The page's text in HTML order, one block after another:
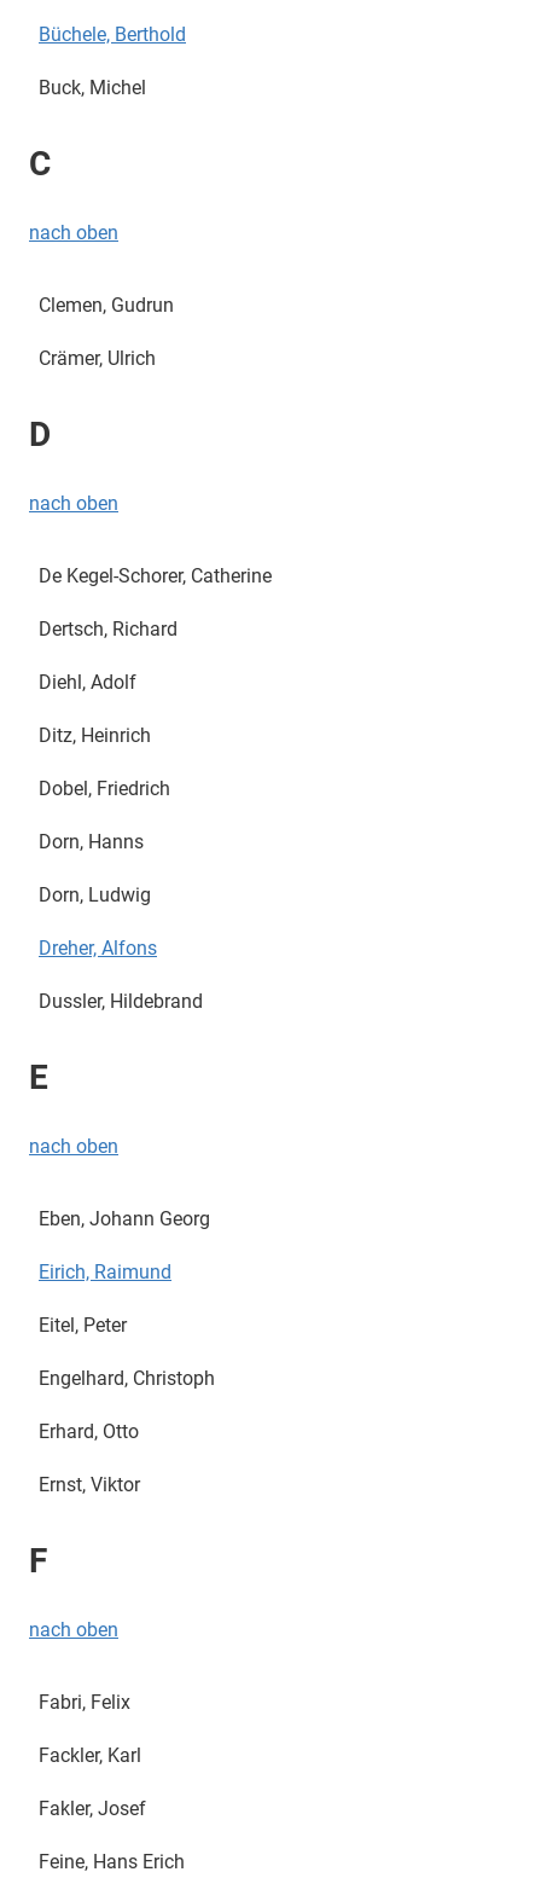
Büchele, Berthold
Buck, Michel
C
nach oben
Clemen, Gudrun
Crämer, Ulrich
D
nach oben
De Kegel-Schorer, Catherine
Dertsch, Richard
Diehl, Adolf
Ditz, Heinrich
Dobel, Friedrich
Dorn, Hanns
Dorn, Ludwig
Dreher, Alfons
Dussler, Hildebrand
E
nach oben
Eben, Johann Georg
Eirich, Raimund
Eitel, Peter
Engelhard, Christoph
Erhard, Otto
Ernst, Viktor
F
nach oben
Fabri, Felix
Fackler, Karl
Fakler, Josef
Feine, Hans Erich